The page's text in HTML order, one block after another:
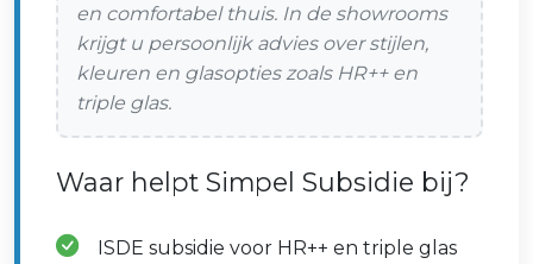
en comfortabel thuis. In de showrooms
krijgt u persoonlijk advies over stijlen,
kleuren en glasopties zoals HR++ en
triple glas.
Waar helpt Simpel Subsidie bij?
ISDE subsidie voor HR++ en triple glas